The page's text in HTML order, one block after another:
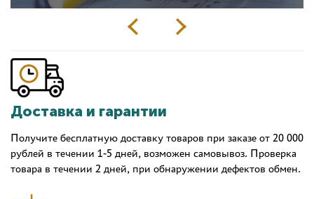
Доставка и гарантии
Получите бесплатную доставку товаров при заказе от 20 000
рублей в течении 1-5 дней, возможен самовывоз. Проверка
товара в течении 2 дней, при обнаружении дефектов обмен.